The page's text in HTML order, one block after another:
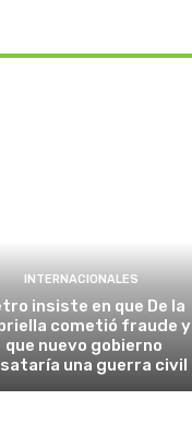
INTERNACIONALES
insiste en que De la
cometió fraude y
que nuevo gobierno
una guerra civil